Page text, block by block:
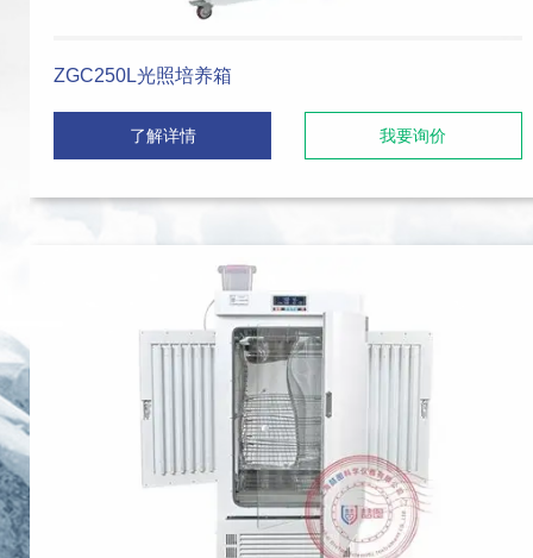
电热恒温加热板 敞
程控一体式高温马弗炉 管式
恒温培养摇床
垂直振荡器
培养分析系统
ZGC250L光照培养箱
了解详情 我要询价